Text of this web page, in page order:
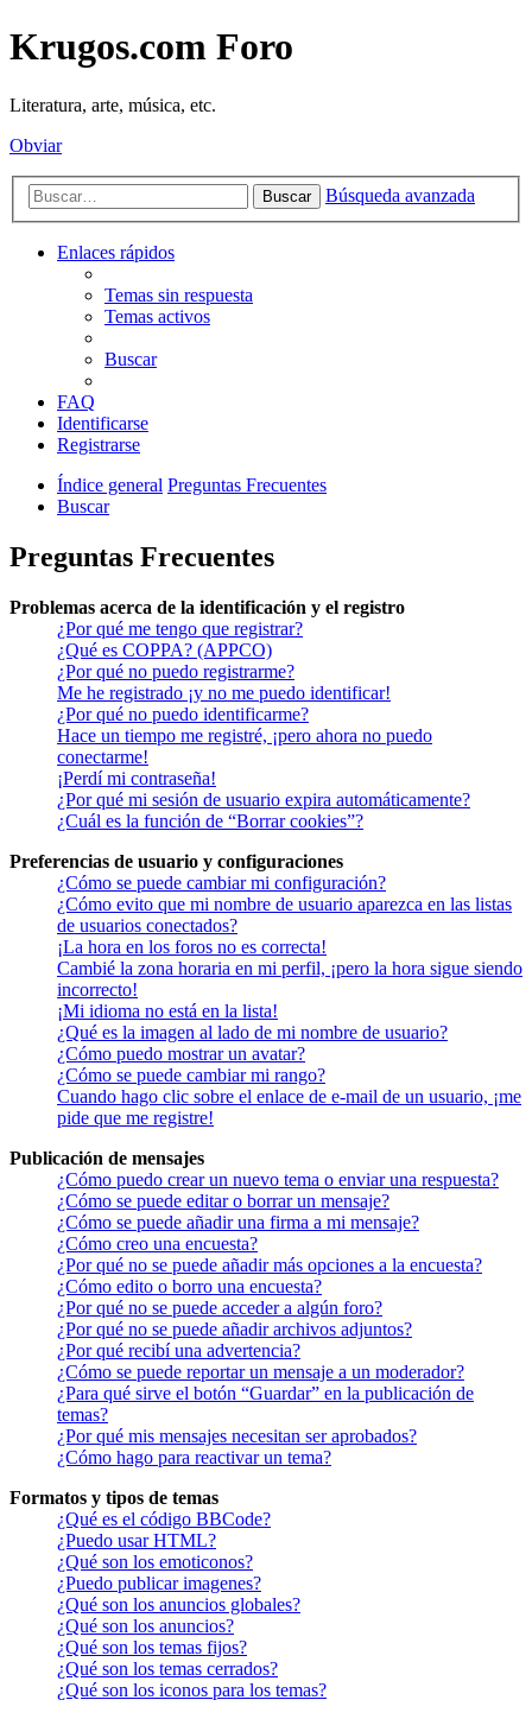
Krugos.com Foro
Literatura, arte, música, etc.
Obviar
Buscar Búsqueda avanzada
Enlaces rápidos
Temas sin respuesta
Temas activos
Buscar
FAQ
Identificarse
Registrarse
Índice general Preguntas Frecuentes
Buscar
Preguntas Frecuentes
Problemas acerca de la identificación y el registro
¿Por qué me tengo que registrar?
¿Qué es COPPA? (APPCO)
¿Por qué no puedo registrarme?
Me he registrado ¡y no me puedo identificar!
¿Por qué no puedo identificarme?
Hace un tiempo me registré, ¡pero ahora no puedo
conectarme!
¡Perdí mi contraseña!
¿Por qué mi sesión de usuario expira automáticamente?
¿Cuál es la función de “Borrar cookies”?
Preferencias de usuario y configuraciones
¿Cómo se puede cambiar mi configuración?
¿Cómo evito que mi nombre de usuario aparezca en las listas
de usuarios conectados?
¡La hora en los foros no es correcta!
Cambié la zona horaria en mi perfil, ¡pero la hora sigue siendo
incorrecto!
¡Mi idioma no está en la lista!
¿Qué es la imagen al lado de mi nombre de usuario?
¿Cómo puedo mostrar un avatar?
¿Cómo se puede cambiar mi rango?
Cuando hago clic sobre el enlace de e-mail de un usuario, ¡me
pide que me registre!
Publicación de mensajes
¿Cómo puedo crear un nuevo tema o enviar una respuesta?
¿Cómo se puede editar o borrar un mensaje?
¿Cómo se puede añadir una firma a mi mensaje?
¿Cómo creo una encuesta?
¿Por qué no se puede añadir más opciones a la encuesta?
¿Cómo edito o borro una encuesta?
¿Por qué no se puede acceder a algún foro?
¿Por qué no se puede añadir archivos adjuntos?
¿Por qué recibí una advertencia?
¿Cómo se puede reportar un mensaje a un moderador?
¿Para qué sirve el botón “Guardar” en la publicación de
temas?
¿Por qué mis mensajes necesitan ser aprobados?
¿Cómo hago para reactivar un tema?
Formatos y tipos de temas
¿Qué es el código BBCode?
¿Puedo usar HTML?
¿Qué son los emoticonos?
¿Puedo publicar imagenes?
¿Qué son los anuncios globales?
¿Qué son los anuncios?
¿Qué son los temas fijos?
¿Qué son los temas cerrados?
¿Qué son los iconos para los temas?